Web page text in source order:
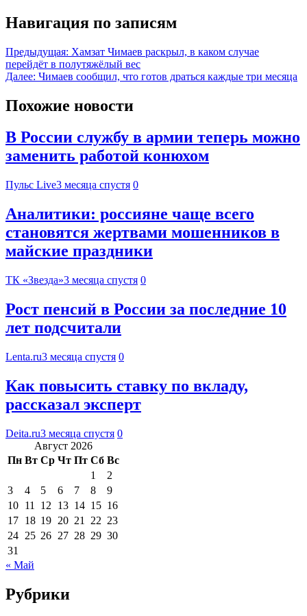
Навигация по записям
Предыдущая: Хамзат Чимаев раскрыл, в каком случае
перейдёт в полутяжёлый вес
Далее: Чимаев сообщил, что готов драться каждые три месяца
Похожие новости
В России службу в армии теперь можно
заменить работой конюхом
Пульс Live3 месяца спустя 0
Аналитики: россияне чаще всего
становятся жертвами мошенников в
майские праздники
ТК «Звезда»3 месяца спустя 0
Рост пенсий в России за последние 10
лет подсчитали
Lenta.ru3 месяца спустя 0
Как повысить ставку по вкладу,
рассказал эксперт
Deita.ru3 месяца спустя 0
Август 2026
Пн Вт Ср Чт Пт Сб Вс
1
2
3
4 5 6 7 8
9
10 11 12 13 14 15 16
17 18 19 20 21 22 23
24 25 26 27 28 29 30
31
« Май
Рубрики